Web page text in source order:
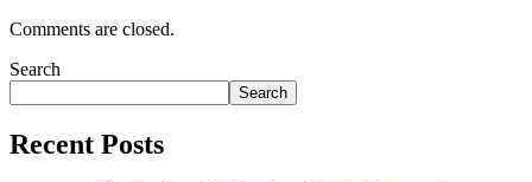
Comments are closed.
Search
Search
Recent Posts